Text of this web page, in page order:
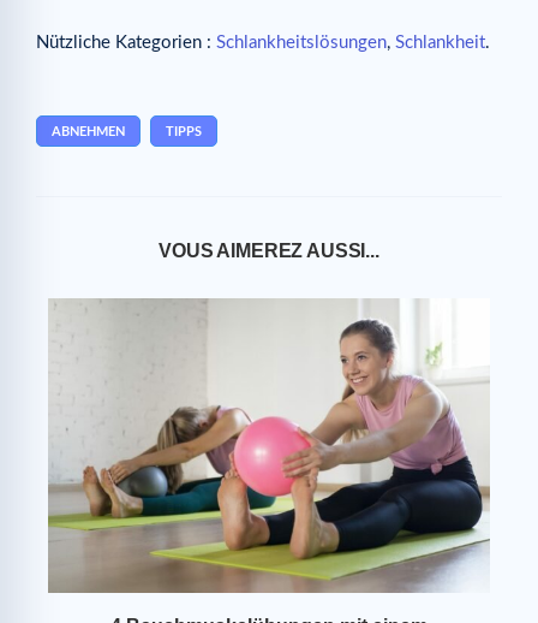
Nützliche Kategorien : Schlankheitslösungen, Schlankheit.
ABNEHMEN TIPPS
VOUS AIMEREZ AUSSI...